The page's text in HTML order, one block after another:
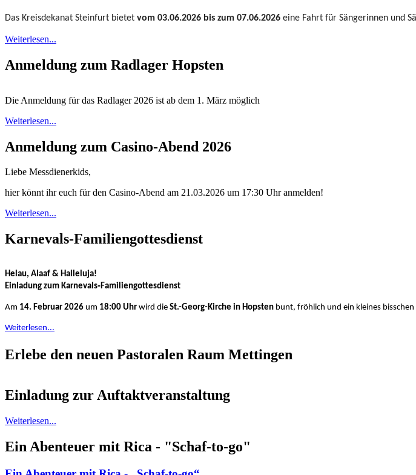
Das Kreisdekanat Steinfurt bietet vom 03.06.2026 bis zum 07.06.2026 eine Fahrt für Sängerinnen und
Weiterlesen...
Anmeldung zum Radlager Hopsten
Die Anmeldung für das Radlager 2026 ist ab dem 1. März möglich
Weiterlesen...
Anmeldung zum Casino-Abend 2026
Liebe Messdienerkids,
hier könnt ihr euch für den Casino-Abend am 21.03.2026 um 17:30 Uhr anmelden!
Weiterlesen...
Karnevals‑Familiengottesdienst
Helau, Alaaf & Halleluja!
Einladung zum Karnevals‑Familiengottesdienst
Am 14. Februar 2026 um 18:00 Uhr wird die St.-Georg-Kirche in Hopsten bunt, fröhlich und ein kleines
Weiterlesen...
Erlebe den neuen Pastoralen Raum Mettingen
Einladung zur Auftaktveranstaltung
Weiterlesen...
Ein Abenteuer mit Rica - "Schaf-to-go"